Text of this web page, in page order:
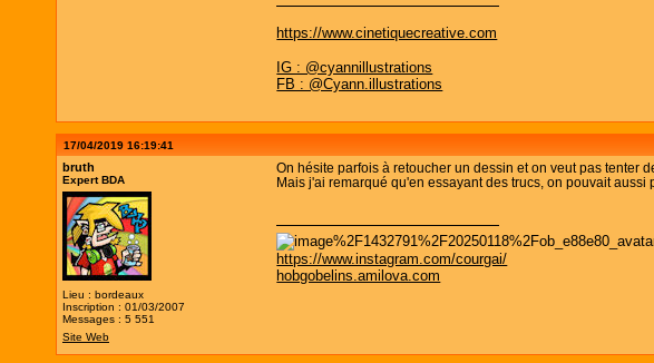
https://www.cinetiquecreative.com
IG : @cyannillustrations
FB : @Cyann.illustrations
17/04/2019 16:19:41
bruth
Expert BDA
Lieu : bordeaux
Inscription : 01/03/2007
Messages : 5 551
Site Web
On hésite parfois à retoucher un dessin et on veut pas tenter
Mais j'ai remarqué qu'en essayant des trucs, on pouvait aussi
https://www.instagram.com/courgai/
hobgobelins.amilova.com